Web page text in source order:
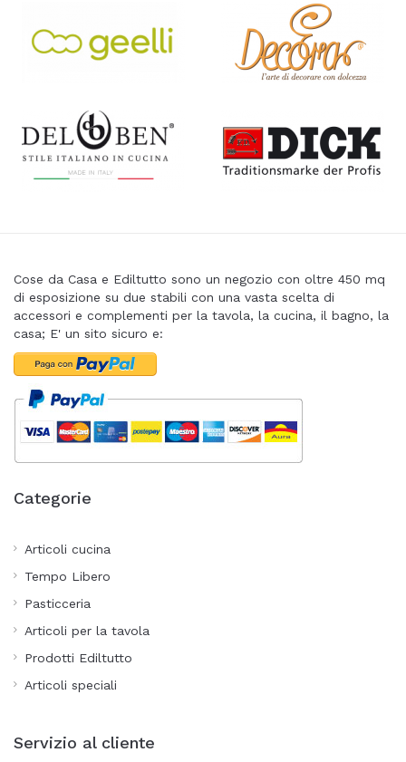
Cose da Casa e Ediltutto sono un negozio con oltre 450 mq
di esposizione su due stabili con una vasta scelta di
accessori e complementi per la tavola, la cucina, il bagno, la
casa; E' un sito sicuro e:
Categorie
Articoli cucina
Tempo Libero
Pasticceria
Articoli per la tavola
Prodotti Ediltutto
Articoli speciali
Servizio al cliente